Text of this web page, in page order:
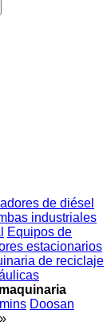
de diésel
industriales
Equipos de
estacionarios
de reciclaje
Doosan
»